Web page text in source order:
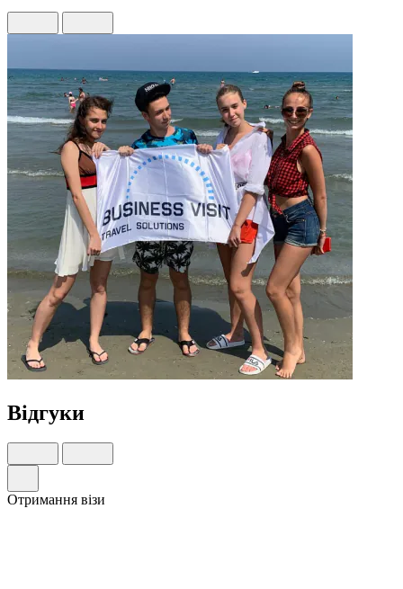
Відгуки
Отримання візи